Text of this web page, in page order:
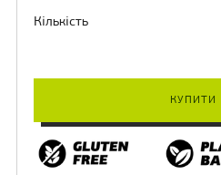
Кількість
КУПИТИ